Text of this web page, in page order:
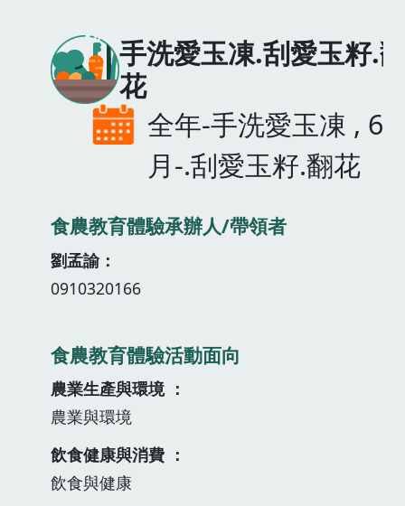
手洗愛玉凍.刮愛玉籽.
花
全年-手洗愛玉凍 , 6-
月-.刮愛玉籽.翻花
食農教育體驗承辦人/帶領者
劉孟諭
0910320166
食農教育體驗活動面向
農業生產與環境
農業與環境
飲食健康與消費
飲食與健康